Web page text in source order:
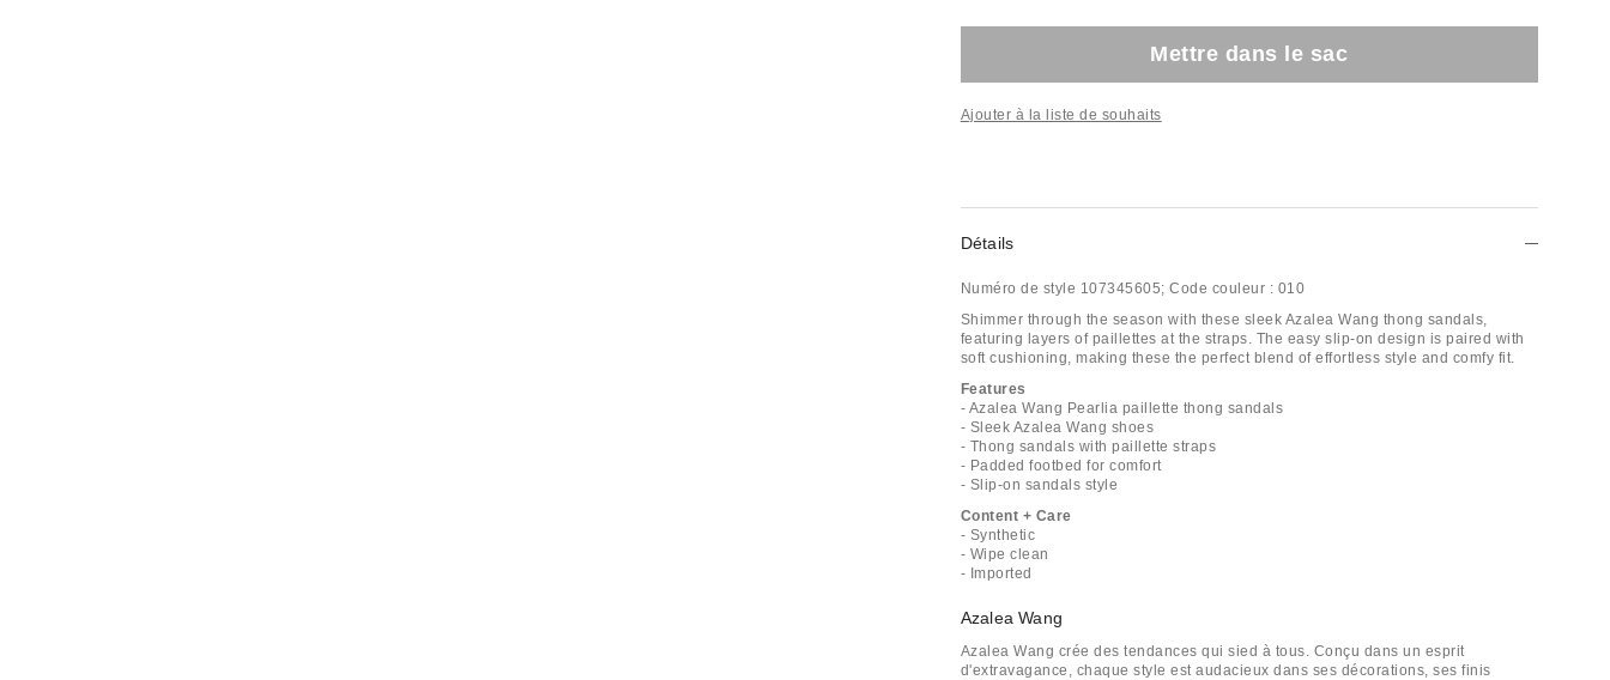
Mettre dans le sac
Ajouter à la liste de souhaits
Détails
Numéro de style 107345605; Code couleur : 010
Shimmer through the season with these sleek Azalea Wang thong sandals,
featuring layers of paillettes at the straps. The easy slip-on design is paired with
soft cushioning, making these the perfect blend of effortless style and comfy fit.
Features
- Azalea Wang Pearlia paillette thong sandals
- Sleek Azalea Wang shoes
- Thong sandals with paillette straps
- Padded footbed for comfort
- Slip-on sandals style
Content + Care
- Synthetic
- Wipe clean
- Imported
Azalea Wang
Azalea Wang crée des tendances qui sied à tous. Conçu dans un esprit
d'extravagance, chaque style est audacieux dans ses décorations, ses finis